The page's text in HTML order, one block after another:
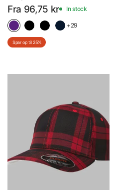
Fra 96,75 kr In stock
+29
Spar op til 25%